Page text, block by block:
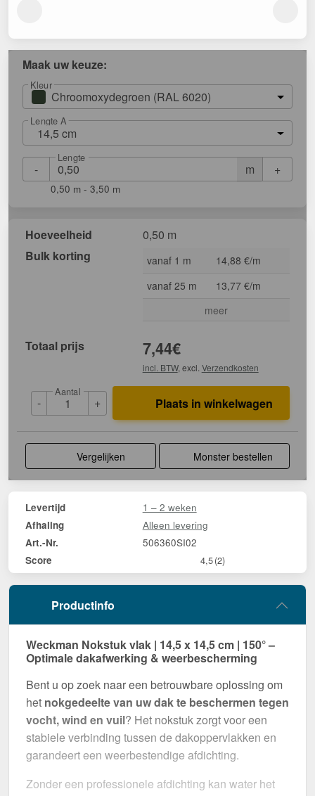
Maak uw keuze:
Kleur
Chroomoxydegroen (RAL 6020)
Lengte A
14,5 cm
- m
Lengte
+
0,50 m - 3,50 m
Hoeveelheid
0,50 m
Bulk korting
vanaf 1 m
14,88 €/m
vanaf 25 m
13,77 €/m
meer
Totaal prijs 7,44€
incl. BTW, excl. Verzendkosten
-
Aantal
+ Plaats in winkelwagen
Vergelijken Monster bestellen
Levertijd 1 – 2 weken
Afhaling Alleen levering
Art.-Nr. 506360SI02
Score 4,5(2)
Productinfo
Weckman Nokstuk vlak | 14,5 x 14,5 cm | 150° –
Optimale dakafwerking & weerbescherming
Bent u op zoek naar een betrouwbare oplossing om
het nokgedeelte van uw dak te beschermen tegen
vocht, wind en vuil? Het nokstuk zorgt voor een
stabiele verbinding tussen de dakoppervlakken en
garandeert een weerbestendige afdichting.
Zonder een professionele afdichting kan water het